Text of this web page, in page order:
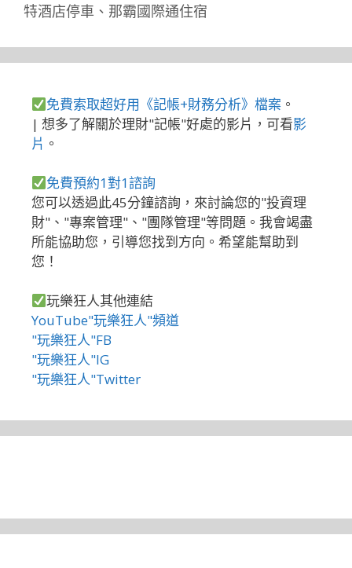
特酒店停車 、 那霸國際通住宿
免費索取超好用《記帳+財務分析》檔案 。
| 想多了解關於理財"記帳"好處的影片，可看影
片 。
免費預約1對1諮詢
您可以透過此45分鐘諮詢，來討論您的"投資理
財"、"專案管理"、"團隊管理"等問題。我會竭盡
所能協助您，引導您找到方向。希望能幫助到
您！
玩樂狂人其他連結
YouTube"玩樂狂人"頻道
"玩樂狂人"FB
"玩樂狂人"IG
"玩樂狂人"Twitter